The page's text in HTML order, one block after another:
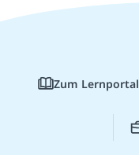
Zum Lernportal